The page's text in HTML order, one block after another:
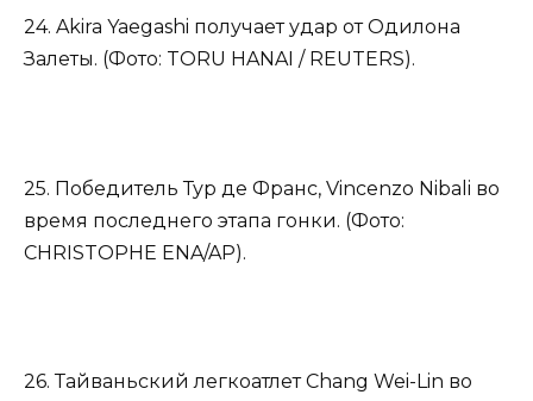
24. Akira Yaegashi получает удар от Одилона
Залеты. (Фото: TORU HANAI / REUTERS).
25. Победитель Тур де Франс, Vincenzo Nibali во
время последнего этапа гонки. (Фото:
CHRISTOPHE ENA/AP).
26. Тайваньский легкоатлет Chang Wei-Lin во